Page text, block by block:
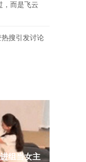
，而是飞云
搜引发讨论
组当女主